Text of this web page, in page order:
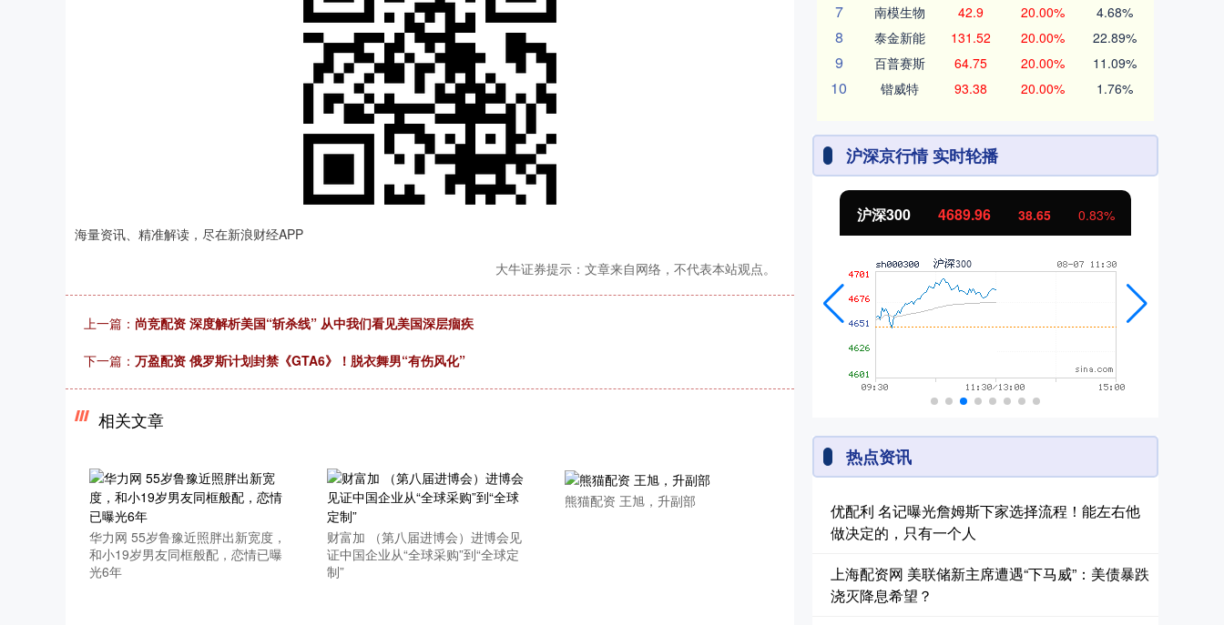
海量资讯、精准解读，尽在新浪财经APP
大牛证券提示：文章来自网络，不代表本站观点。
上一篇： 尚竞配资 深度解析美国“斩杀线” 从中我们看见美国深层痼疾
下一篇： 万盈配资 俄罗斯计划封禁《GTA6》！脱衣舞男“有伤风化”
相关文章
华力网 55岁鲁豫近照胖出新宽度，
和小19岁男友同框般配，恋情已曝
光6年
财富加 （第八届进博会）进博会见
证中国企业从“全球采购”到“全球定
制”
熊猫配资 王旭，升副部
7 南模生物 42.9 20.00% 4.68%
8 泰金新能 131.52 20.00% 22.89%
9 百普赛斯 64.75 20.00% 11.09%
10 锴威特 93.38 20.00% 1.76%
沪深京行情 实时轮播
北证50 1129.72 6.84 0.61%
热点资讯
优配利 名记曝光詹姆斯下家选择流程！能左右他
做决定的，只有一个人
上海配资网 美联储新主席遭遇“下马威”：美债暴跌
浇灭降息希望？